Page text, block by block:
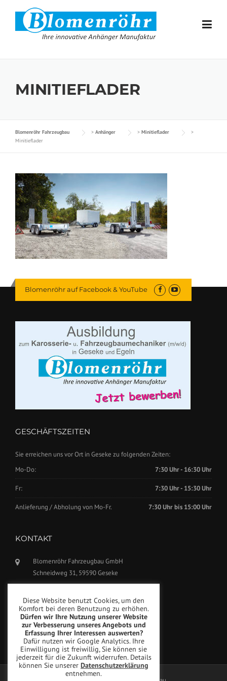
Skip to content
MINITIEFLADER
Blomenröhr Fahrzeugbau > Anhänger > Minitieflader
>
Minitieflader
Blomenröhr auf Facebook & YouTube
GESCHÄFTSZEITEN
Sie erreichen uns vor Ort in Geseke zu folgenden Zeiten:
Mo-Do:
7:30 Uhr - 16:30 Uhr
Fr: 7:30 Uhr - 15:30 Uhr
Anlieferung / Abholung von Mo-Fr. 7:30 Uhr bis 15:00 Uhr
KONTAKT
Blomenröhr Fahrzeugbau GmbH
Schneidweg 31, 59590 Geseke
Fax: +49(0)2942-5799777
info@blomenroehr.com
Diese Website benutzt Cookies, um den
Komfort bei deren Benutzung zu erhöhen.
Dürfen wir Ihre Nutzung unserer Website
zur Verbesserung unseres Angebots und
Erfassung Ihrer Interessen auswerten?
Dafür nutzen wir Google Analytics. Ihre
Einwilligung ist freiwillig, Sie können sie
jederzeit für die Zukunft widerrufen. Details
können Sie unserer Datenschutzerklärung
entnehmen.